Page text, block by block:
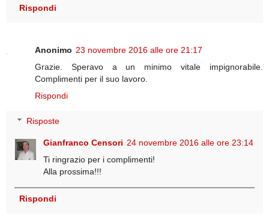
Rispondi
Anonimo 23 novembre 2016 alle ore 21:17
Grazie. Speravo a un minimo vitale impignorabile.
Complimenti per il suo lavoro.
Rispondi
Risposte
Gianfranco Censori 24 novembre 2016 alle ore 23:14
Ti ringrazio per i complimenti!
Alla prossima!!!
Rispondi